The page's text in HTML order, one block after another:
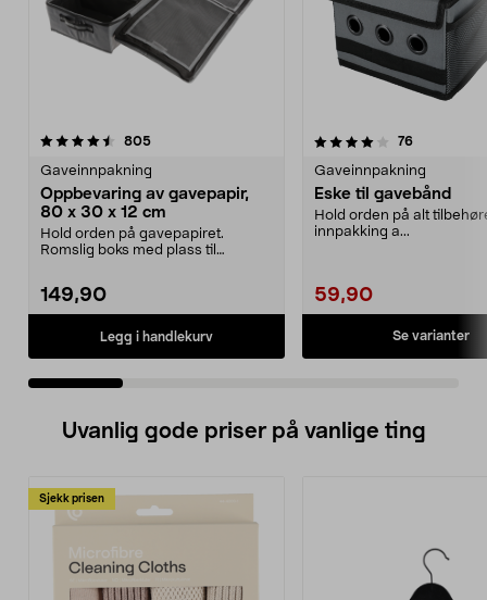
805anmeldelser
Gaveinnpakning
Oppbevaring av gavepapir,
80 x 30 x 12 cm
Hold orden på gavepapiret.
Romslig boks med plass til
149,90
Legg i handlekurv
4.0 av 5 stjerner 76
Gaveinnpakning
Eske til gavebånd
Hold orden på alt
innpakking a...
59,90
Se varianter
4.5 av 5 stjerner
Uvanlig gode priser på vanlige ting
Sjekk prisen